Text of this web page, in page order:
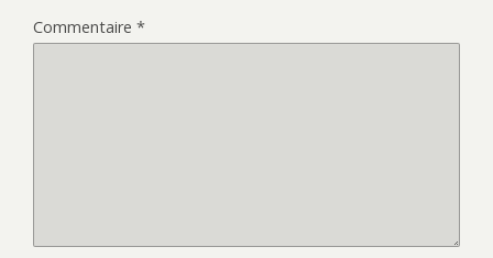
Commentaire *